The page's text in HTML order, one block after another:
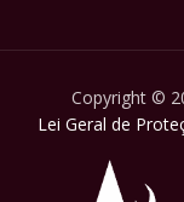
Copyright ©
Lei Geral de